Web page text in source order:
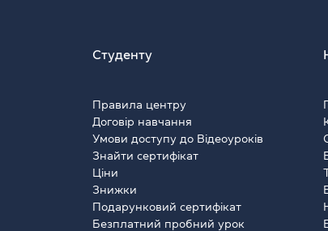
Студенту
Правила центру
Договір навчання
Умови доступу до Відеоуроків
Знайти сертифікат
Ціни
Знижки
Подарунковий сертифікат
Безплатний пробний урок